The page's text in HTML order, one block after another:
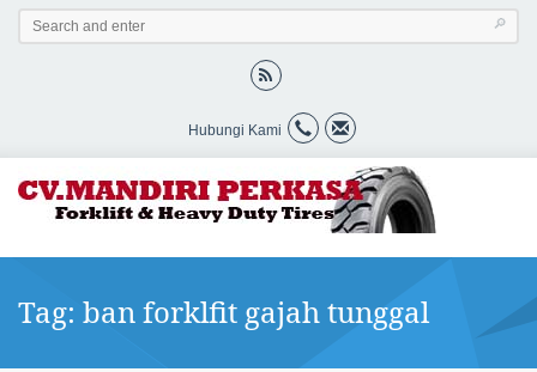
Hubungi Kami
Tag: ban forklfit gajah tunggal